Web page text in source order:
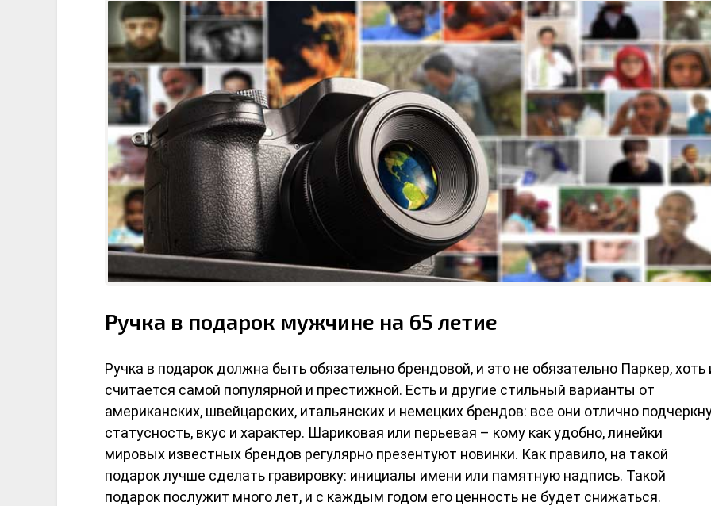
Ручка в подарок мужчине на 65 летие
Ручка в подарок должна быть обязательно брендовой, и это не обязательно Паркер, хоть
считается самой популярной и престижной. Есть и другие стильный варианты от
американских, швейцарских, итальянских и немецких брендов: все они отлично
статусность, вкус и характер. Шариковая или перьевая – кому как удобно, линейки
мировых известных брендов регулярно презентуют новинки. Как правило, на такой
подарок лучше сделать гравировку: инициалы имени или памятную надпись. Такой
подарок послужит много лет, и с каждым годом его ценность не будет снижаться.